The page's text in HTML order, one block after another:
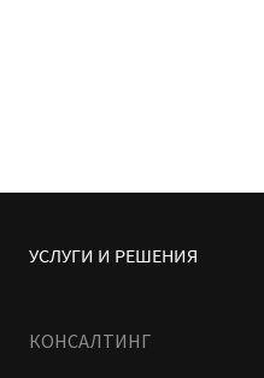
УСЛУГИ И РЕШЕНИЯ
КОНСАЛТИНГ